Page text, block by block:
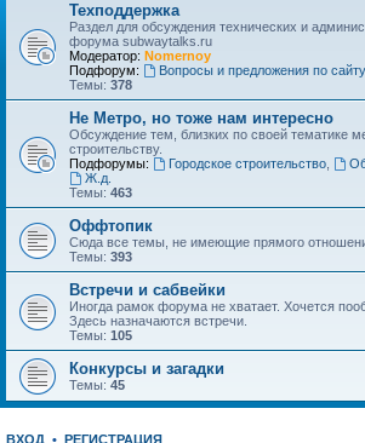
Техподдержка
Раздел для обсуждения технических и
форума subwaytalks.ru
Модератор: Nomernoy
Подфорум:
Вопросы и предложения по сайту
Темы: 378
Не Метро, но тоже нам интересно
Обсуждение тем, близких по своей тематике
строительству.
Подфорумы:
Городское строительство,
Ж.д.
Темы: 463
Оффтопик
Сюда все темы, не имеющие прямого
Темы: 393
Встречи и сабвейки
Иногда рамок форума не хватает. Хочется
Здесь назначаются встречи.
Темы: 105
Конкурсы и загадки
Темы: 45
ВХОД • РЕГИСТРАЦИЯ